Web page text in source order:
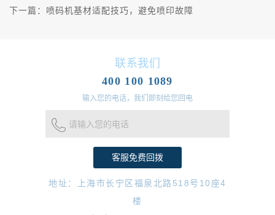
下一篇： 喷码机基材适配技巧，避免喷印故障
联系我们
400 100 1089
输入您的电话，我们即刻给您回电
请输入您的电话
地址：上海市长宁区福泉北路518号10座4
楼